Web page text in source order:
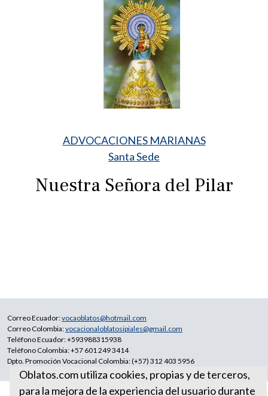
ADVOCACIONES MARIANAS
Santa Sede
Nuestra Señora del Pilar
Oblatos.com utiliza cookies, propias y de terceros,
para la mejora de la experiencia del usuario durante
Correo Ecuador:vocaoblatos@hotmail.com
Correo Colombia:vocacionaloblatosipiales@gmail.com
Teléfono Ecuador: +593988315938
Teléfono Colombia: +57 601 249 3414
Dpto. Promoción Vocacional Colombia: (+57) 312 403 5956